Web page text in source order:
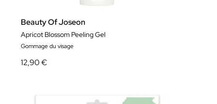
Beauty Of Joseon
Apricot Blossom Peeling Gel
Gommage du visage
12,90 €